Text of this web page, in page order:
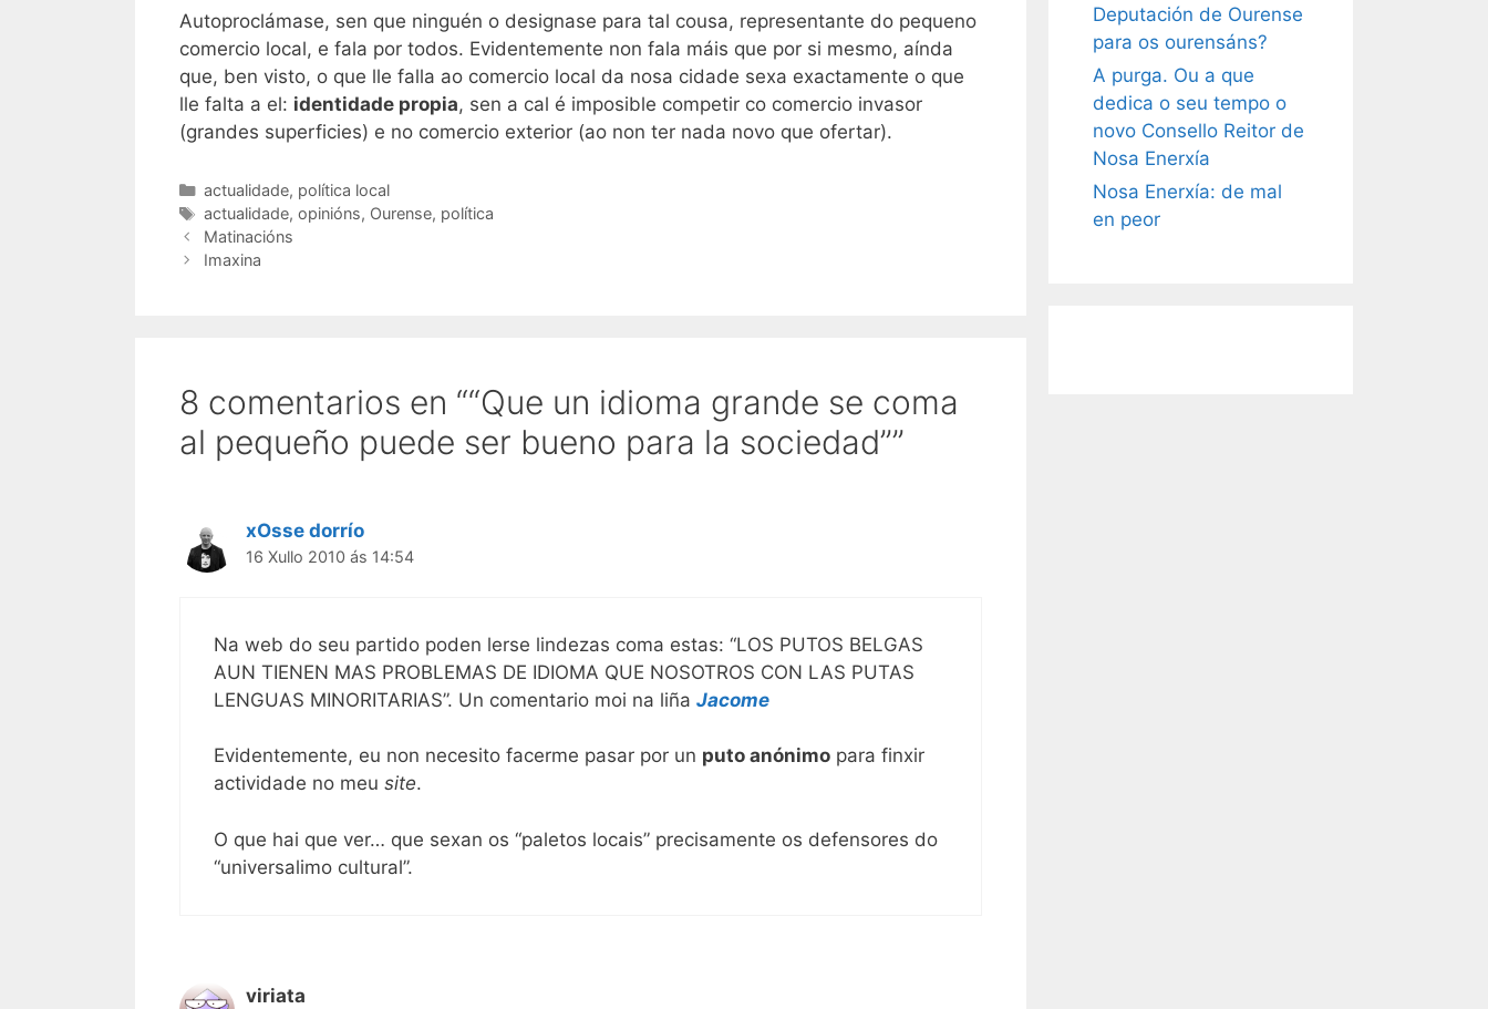
Autoproclámase, sen que ninguén o designase para tal cousa, representante do pequeno
comercio local, e fala por todos. Evidentemente non fala máis que por si mesmo, aínda
que, ben visto, o que lle falla ao comercio local da nosa cidade sexa exactamente o que
lle falta a el: identidade propia, sen a cal é imposible competir co comercio invasor
(grandes superficies) e no comercio exterior (ao non ter nada novo que ofertar).
Categorías
actualidade, política local
Etiquetas
actualidade, opinións, Ourense, política
Matinacións
Imaxina
8 comentarios en ““Que un idioma grande se coma
al pequeño puede ser bueno para la sociedad””
xOsse dorrío
16 Xullo 2010 ás 14:54
Na web do seu partido poden lerse lindezas coma estas: “LOS PUTOS BELGAS
AUN TIENEN MAS PROBLEMAS DE IDIOMA QUE NOSOTROS CON LAS PUTAS
LENGUAS MINORITARIAS”. Un comentario moi na liña Jacome
Evidentemente, eu non necesito facerme pasar por un puto anónimo para finxir
actividade no meu site.
O que hai que ver… que sexan os “paletos locais” precisamente os defensores do
“universalimo cultural”.
viriata
Deputación de Ourense
para os ourensáns?
A purga. Ou a que
dedica o seu tempo o
novo Consello Reitor de
Nosa Enerxía
Nosa Enerxía: de mal
en peor